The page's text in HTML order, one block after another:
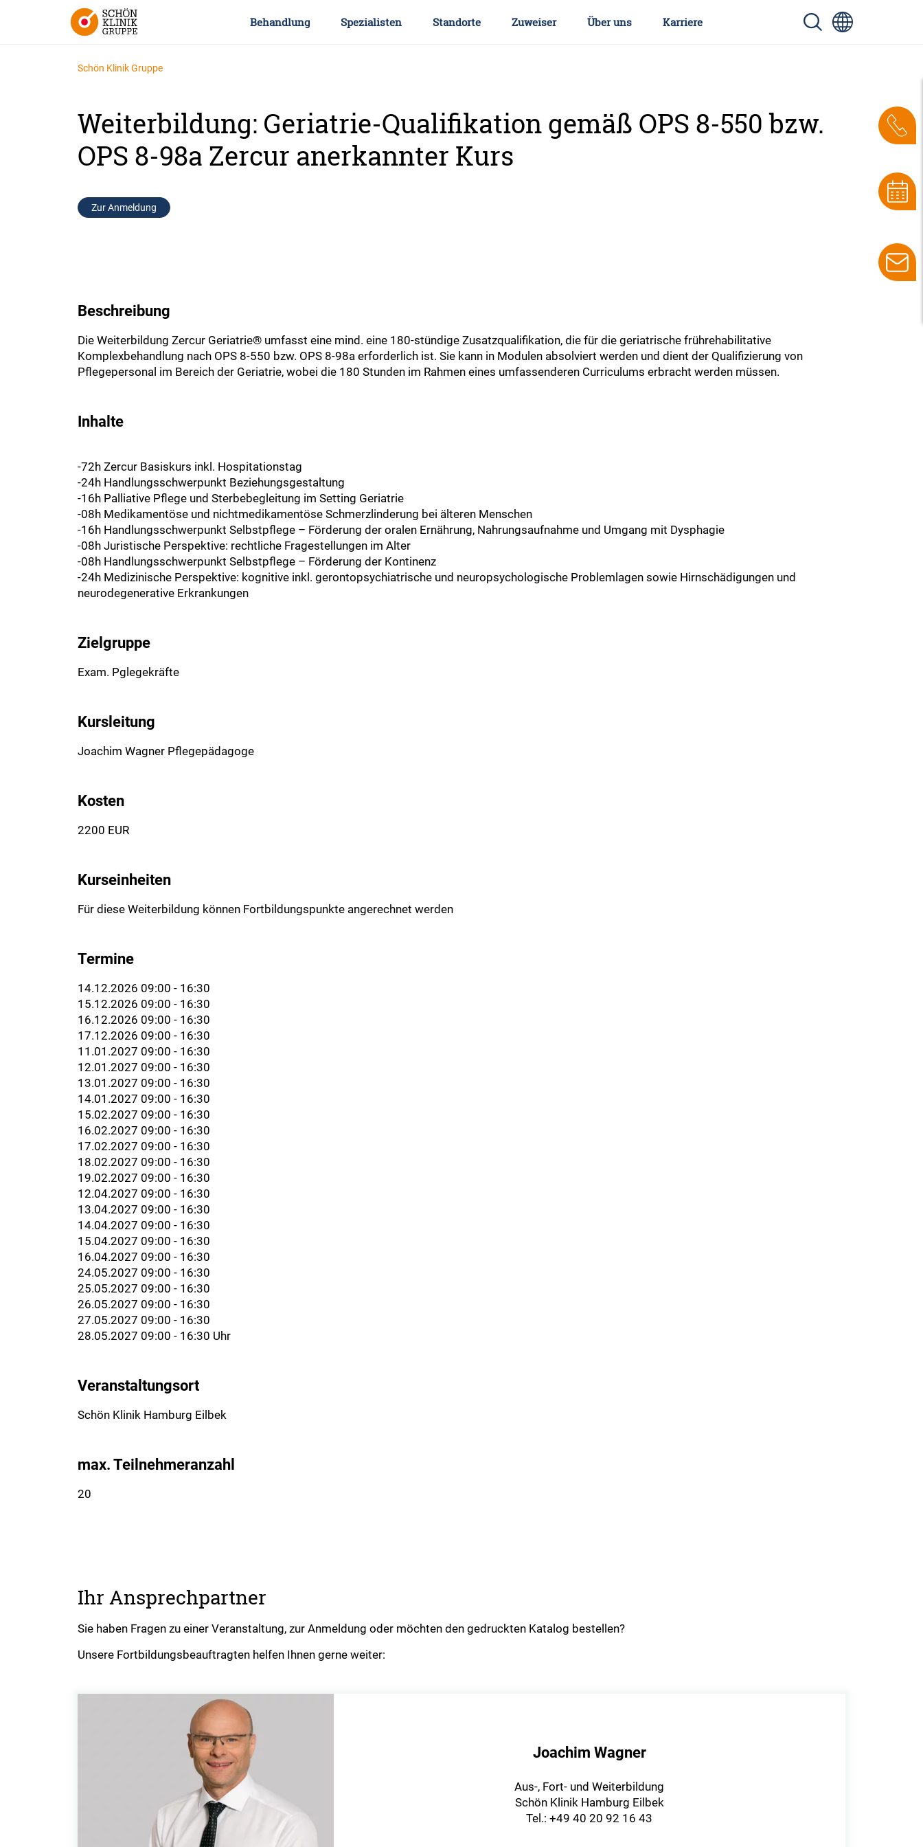
Behandlung Spezialisten Standorte Zuweiser Über uns Karriere
Schön Klinik Gruppe
Weiterbildung: Geriatrie-Qualifikation gemäß OPS 8-550 bzw.
OPS 8-98a Zercur anerkannter Kurs
Zur Anmeldung
Beschreibung
Die Weiterbildung Zercur Geriatrie® umfasst eine mind. eine 180-stündige Zusatzqualifikation, die für die geriatrische frührehabilitative
Komplexbehandlung nach OPS 8-550 bzw. OPS 8-98a erforderlich ist. Sie kann in Modulen absolviert werden und dient der Qualifizierung von
Pflegepersonal im Bereich der Geriatrie, wobei die 180 Stunden im Rahmen eines umfassenderen Curriculums erbracht werden müssen.
Inhalte
-72h Zercur Basiskurs inkl. Hospitationstag
-24h Handlungsschwerpunkt Beziehungsgestaltung
-16h Palliative Pflege und Sterbebegleitung im Setting Geriatrie
-08h Medikamentöse und nichtmedikamentöse Schmerzlinderung bei älteren Menschen
-16h Handlungsschwerpunkt Selbstpflege – Förderung der oralen Ernährung, Nahrungsaufnahme und Umgang mit Dysphagie
-08h Juristische Perspektive: rechtliche Fragestellungen im Alter
-08h Handlungsschwerpunkt Selbstpflege – Förderung der Kontinenz
-24h Medizinische Perspektive: kognitive inkl. gerontopsychiatrische und neuropsychologische Problemlagen sowie Hirnschädigungen und
neurodegenerative Erkrankungen
Zielgruppe
Exam. Pglegekräfte
Kursleitung
Joachim Wagner Pflegepädagoge
Kosten
2200 EUR
Kurseinheiten
Für diese Weiterbildung können Fortbildungspunkte angerechnet werden
Termine
14.12.2026 09:00 - 16:30
15.12.2026 09:00 - 16:30
16.12.2026 09:00 - 16:30
17.12.2026 09:00 - 16:30
11.01.2027 09:00 - 16:30
12.01.2027 09:00 - 16:30
13.01.2027 09:00 - 16:30
14.01.2027 09:00 - 16:30
15.02.2027 09:00 - 16:30
16.02.2027 09:00 - 16:30
17.02.2027 09:00 - 16:30
18.02.2027 09:00 - 16:30
19.02.2027 09:00 - 16:30
12.04.2027 09:00 - 16:30
13.04.2027 09:00 - 16:30
14.04.2027 09:00 - 16:30
15.04.2027 09:00 - 16:30
16.04.2027 09:00 - 16:30
24.05.2027 09:00 - 16:30
25.05.2027 09:00 - 16:30
26.05.2027 09:00 - 16:30
27.05.2027 09:00 - 16:30
28.05.2027 09:00 - 16:30 Uhr
Veranstaltungsort
Schön Klinik Hamburg Eilbek
max. Teilnehmeranzahl
20
Ihr Ansprechpartner
Sie haben Fragen zu einer Veranstaltung, zur Anmeldung oder möchten den gedruckten Katalog bestellen?
Unsere Fortbildungsbeauftragten helfen Ihnen gerne weiter:
Joachim Wagner
Aus-, Fort- und Weiterbildung
Schön Klinik Hamburg Eilbek
Tel.: +49 40 20 92 16 43